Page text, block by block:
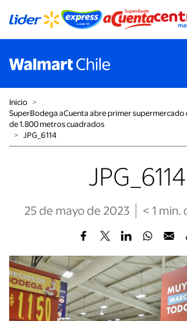
Inicio ˃
SuperBodega aCuenta abre primer supermercado
de 1.800 metros cuadrados
˃ JPG_6114
JPG_6114
25 de mayo de 2023 < 1 min.